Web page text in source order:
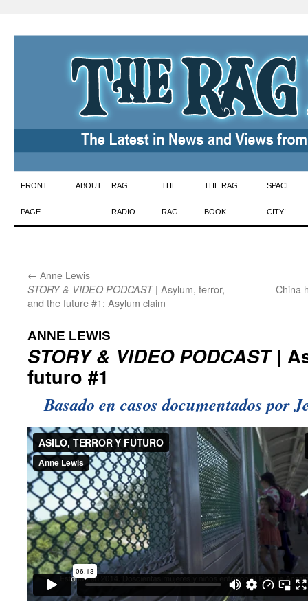
Skip
to
FRONT
PAGE
ABOUT RAG
RADIO
THE
RAG
THE RAG
BOOK
SPACE
CITY!
← Anne Lewis
STORY & VIDEO PODCAST| Asylum, terror,
and the future #1: Asylum claim
China
ANNE LEWIS
STORY & VIDEO PODCAST|
futuro #1
Basado en casos documentados